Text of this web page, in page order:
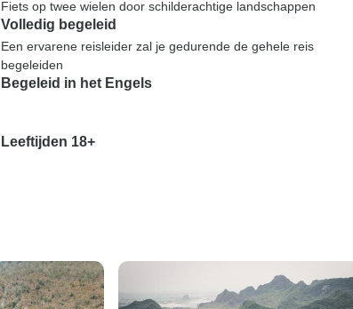
Fiets op twee wielen door schilderachtige landschappen
Volledig begeleid
Een ervarene reisleider zal je gedurende de gehele reis
begeleiden
Begeleid in het Engels
Leeftijden 18+